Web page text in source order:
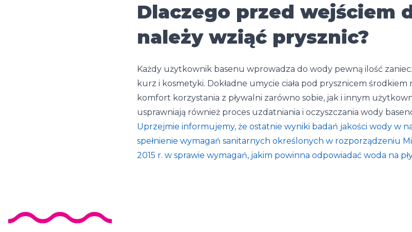
Dlaczego przed wejściem
należy wziąć prysznic?
Każdy użytkownik basenu wprowadza do wody pewną ilość
kurz i kosmetyki. Dokładne umycie ciała pod prysznicem
komfort korzystania z pływalni zarówno sobie, jak i innym
usprawniają również proces uzdatniania i oczyszczania wody
Uprzejmie informujemy, że ostatnie wyniki badań jakości wody w
spełnienie wymagań sanitarnych określonych w rozporządzeniu
2015 r. w sprawie wymagań, jakim powinna odpowiadać woda na